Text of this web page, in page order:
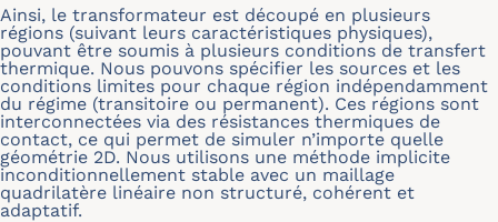
Ainsi, le transformateur est découpé en plusieurs
régions (suivant leurs caractéristiques physiques),
pouvant être soumis à plusieurs conditions de transfert
thermique. Nous pouvons spécifier les sources et les
conditions limites pour chaque région indépendamment
du régime (transitoire ou permanent). Ces régions sont
interconnectées via des résistances thermiques de
contact, ce qui permet de simuler n’importe quelle
géométrie 2D. Nous utilisons une méthode implicite
inconditionnellement stable avec un maillage
quadrilatère linéaire non structuré, cohérent et
adaptatif.